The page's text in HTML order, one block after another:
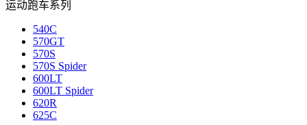
运动跑车系列
540C
570GT
570S
570S Spider
600LT
600LT Spider
620R
625C